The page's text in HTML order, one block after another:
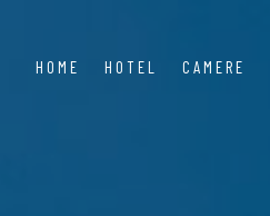
HOME HOTEL CAMERE